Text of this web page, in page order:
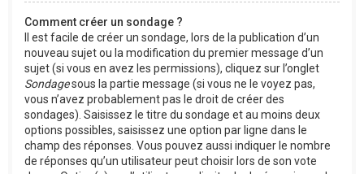
Comment créer un sondage ?
Il est facile de créer un sondage, lors de la publication d’un
nouveau sujet ou la modification du premier message d’un
sujet (si vous en avez les permissions), cliquez sur l’onglet
Sondagesous la partie message (si vous ne le voyez pas,
vous n’avez probablement pas le droit de créer des
sondages). Saisissez le titre du sondage et au moins deux
options possibles, saisissez une option par ligne dans le
champ des réponses. Vous pouvez aussi indiquer le nombre
de réponses qu’un utilisateur peut choisir lors de son vote